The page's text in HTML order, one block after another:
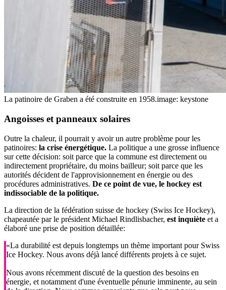
La patinoire de Graben a été construite en 1958.image: keystone
Angoisses et panneaux solaires
Outre la chaleur, il pourrait y avoir un autre problème pour les
patinoires: la crise énergétique. La politique a une grosse influence
sur cette décision: soit parce que la commune est directement ou
indirectement propriétaire, du moins bailleur; soit parce que les
autorités décident de l'approvisionnement en énergie ou des
procédures administratives. De ce point de vue, le hockey est
indissociable de la politique.
La direction de la fédération suisse de hockey (Swiss Ice Hockey),
chapeautée par le président Michael Rindlisbacher, est inquiète et a
élaboré une prise de position détaillée:
«La durabilité est depuis longtemps un thème important pour Swiss
Ice Hockey. Nous avons déjà lancé différents projets à ce sujet.
Nous avons récemment discuté de la question des besoins en
énergie, et notamment d'une éventuelle pénurie imminente, au sein